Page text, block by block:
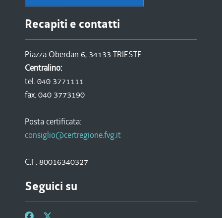
Recapiti e contatti
Piazza Oberdan 6, 34133 TRIESTE
Centralino:
tel. 040 3771111
fax. 040 3773190
Posta certificata:
consiglio@certregione.fvg.it
C.F. 80016340327
Seguici su